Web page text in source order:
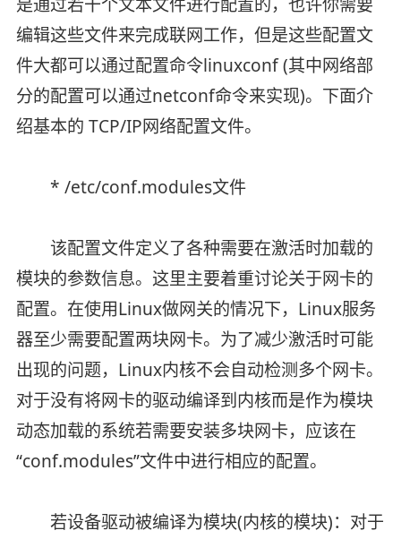
编辑这些文件来完成联网工作，但是这些配置文
件大都可以通过配置命令linuxconf (其中网络部
分的配置可以通过netconf命令来实现)。下面介
绍基本的 TCP/IP网络配置文件。
* /etc/conf.modules文件
该配置文件定义了各种需要在激活时加载的
模块的参数信息。这里主要着重讨论关于网卡的
配置。在使用Linux做网关的情况下，Linux服务
器至少需要配置两块网卡。为了减少激活时可能
出现的问题，Linux内核不会自动检测多个网卡。
对于没有将网卡的驱动编译到内核而是作为模块
动态加载的系统若需要安装多块网卡，应该在
“conf.modules”文件中进行相应的配置。
若设备驱动被编译为模块(内核的模块)：对于